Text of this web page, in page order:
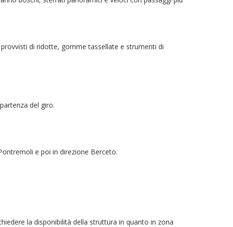
di ridotte, gomme tassellate e strumenti di
del giro.
e poi in direzione Berceto.
la disponibilità della struttura in quanto in zona